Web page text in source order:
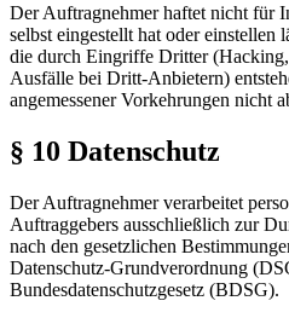
Der Auftragnehmer haftet nicht für
selbst eingestellt hat oder einstellen
die durch Eingriffe Dritter
Ausfälle bei Dritt-Anbietern)
angemessener Vorkehrungen nicht
§ 10 Datenschutz
Der Auftragnehmer verarbeitet
Auftraggebers ausschließlich zur
nach den gesetzlichen
Datenschutz-Grundverordnung
Bundesdatenschutzgesetz (BDSG).